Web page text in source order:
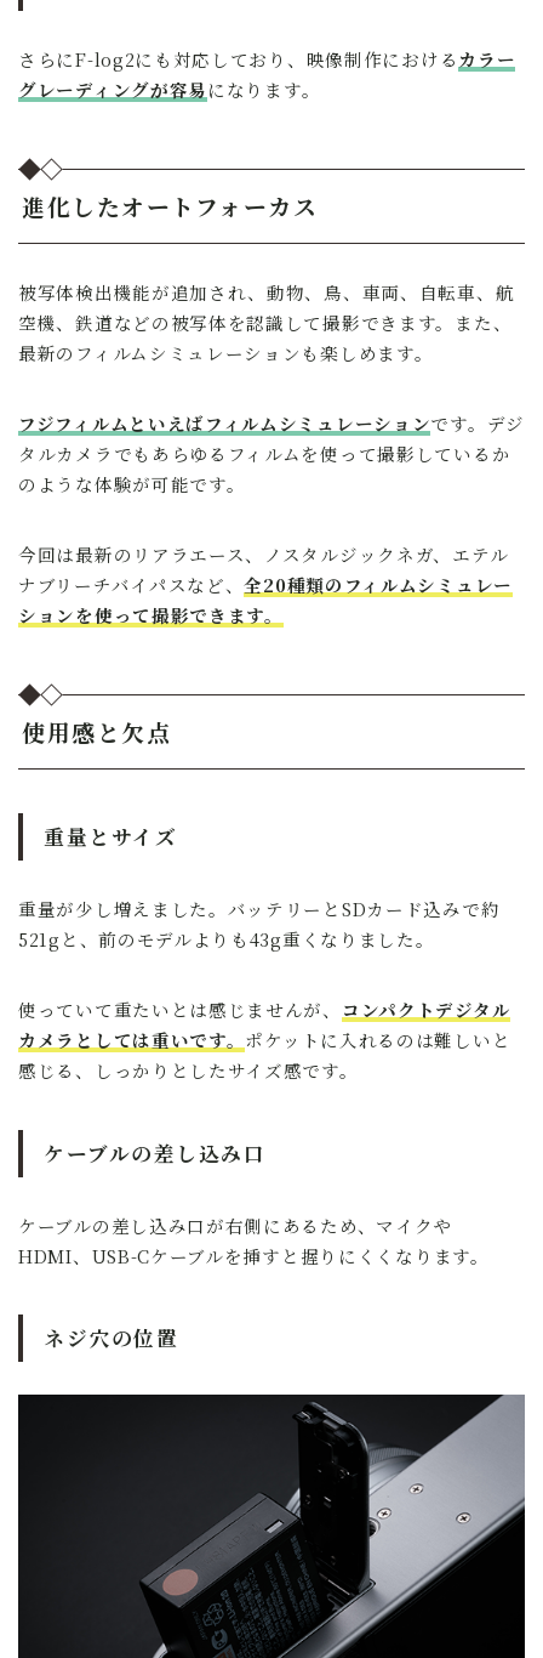
さらにF-log2にも対応しており、映像制作におけるカラー
グレーディングが容易になります。
進化したオートフォーカス
被写体検出機能が追加され、動物、鳥、車両、自転車、航
空機、鉄道などの被写体を認識して撮影できます。また、
最新のフィルムシミュレーションも楽しめます。
フジフィルムといえばフィルムシミュレーションです。デジ
タルカメラでもあらゆるフィルムを使って撮影しているか
のような体験が可能です。
今回は最新のリアラエース、ノスタルジックネガ、エテル
ナブリーチバイパスなど、全20種類のフィルムシミュレー
ションを使って撮影できます。
使用感と欠点
重量とサイズ
重量が少し増えました。バッテリーとSDカード込みで約
521gと、前のモデルよりも43g重くなりました。
使っていて重たいとは感じませんが、 コンパクトデジタル
カメラとしては重いです。 ポケットに入れるのは難しいと
感じる、しっかりとしたサイズ感です。
ケーブルの差し込み口
ケーブルの差し込み口が右側にあるため、マイクや
HDMI、USB-Cケーブルを挿すと握りにくくなります。
ネジ穴の位置